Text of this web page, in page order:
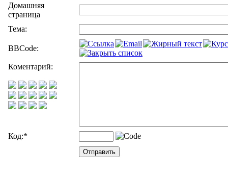
Домашняя
страница
Тема:
BBCode:
Коментарий:
Код:*